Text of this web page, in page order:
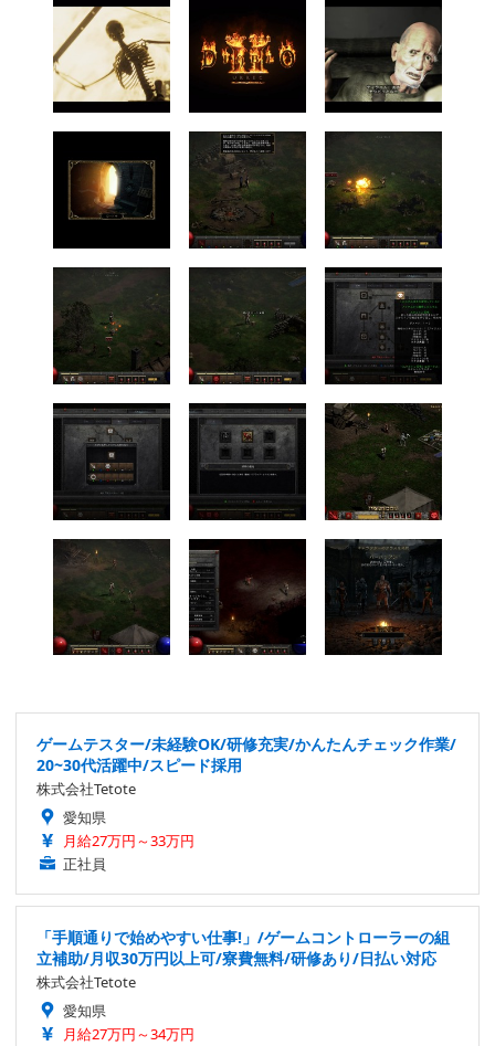
ゲームテスター/未経験OK/研修充実/かんたんチェック作業/
20~30代活躍中/スピード採用
株式会社Tetote
愛知県
月給27万円～33万円
正社員
「手順通りで始めやすい仕事!」/ゲームコントローラーの組
立補助/月収30万円以上可/寮費無料/研修あり/日払い対応
株式会社Tetote
愛知県
月給27万円～34万円